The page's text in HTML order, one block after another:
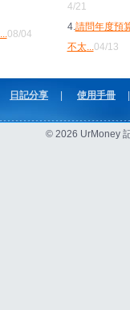
...08/04
4/21
4.請問年度預
不太...04/13
日記分享 使用手冊
© 2026 UrMoney